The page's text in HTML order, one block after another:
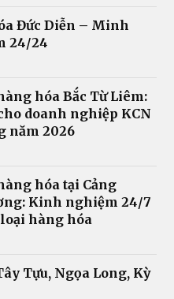
Đức Diễn – Minh
24/24
hóa Bắc Từ Liêm:
doanh nghiệp KCN
năm 2026
hóa tại Cảng
Kinh nghiệm 24/7
hàng hóa
Tựu, Ngọa Long, Kỳ